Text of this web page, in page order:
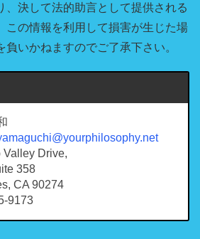
、決して法的助言として提供される
この情報を利用して損害が生じた場
いかねますのでご了承下さい。
Valley Drive,
358
CA 90274
9173